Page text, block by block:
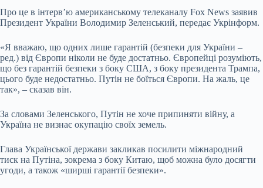
Про це в інтерв’ю американському телеканалу Fox News заявив
Президент України Володимир Зеленський, передає Укрінформ.
«Я вважаю, що одних лише гарантій (безпеки для України –
ред.) від Європи ніколи не буде достатньо. Європейці розуміють,
що без гарантій безпеки з боку США, з боку президента Трампа,
цього буде недостатньо. Путін не боїться Європи. На жаль, це
так», – сказав він.
За словами Зеленського, Путін не хоче припиняти війну, а
Україна не визнає окупацію своїх земель.
Глава Української держави закликав посилити міжнародний
тиск на Путіна, зокрема з боку Китаю, щоб можна було досягти
угоди, а також «ширші гарантії безпеки».